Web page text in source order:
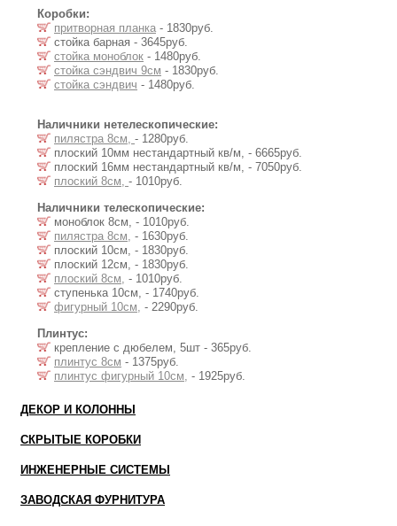
Коробки:
притворная планка - 1830руб.
стойка барная - 3645руб.
стойка моноблок - 1480руб.
стойка сэндвич 9см - 1830руб.
стойка сэндвич - 1480руб.
Наличники нетелескопические:
пилястра 8см, - 1280руб.
плоский 10мм нестандартный кв/м, - 6665руб.
плоский 16мм нестандартный кв/м, - 7050руб.
плоский 8см, - 1010руб.
Наличники телескопические:
моноблок 8см, - 1010руб.
пилястра 8см, - 1630руб.
плоский 10см, - 1830руб.
плоский 12см, - 1830руб.
плоский 8см, - 1010руб.
ступенька 10см, - 1740руб.
фигурный 10см, - 2290руб.
Плинтус:
крепление с дюбелем, 5шт - 365руб.
плинтус 8см - 1375руб.
плинтус фигурный 10см, - 1925руб.
ДЕКОР И КОЛОННЫ
СКРЫТЫЕ КОРОБКИ
ИНЖЕНЕРНЫЕ СИСТЕМЫ
ЗАВОДСКАЯ ФУРНИТУРА